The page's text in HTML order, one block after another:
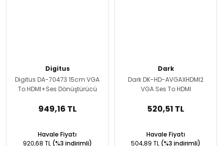
Digitus
Digitus DA-70473 15cm VGA
To HDMI+Ses Dönüştürücü
949,16 TL
Havale Fiyatı
920,68 TL (%3 indirimli)
Dark
Dark DK-HD-AVGAXHDMI2
VGA Ses To HDMI
520,51 TL
Havale Fiyatı
504,89 TL (%3 indirimli)